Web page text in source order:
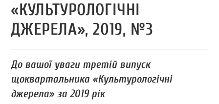
«КУЛЬТУРОЛОГІЧНІ
ДЖЕРЕЛА», 2019, №3
До вашої уваги третій випуск
щоквартальника «Культурологічні
джерела» за 2019 рік